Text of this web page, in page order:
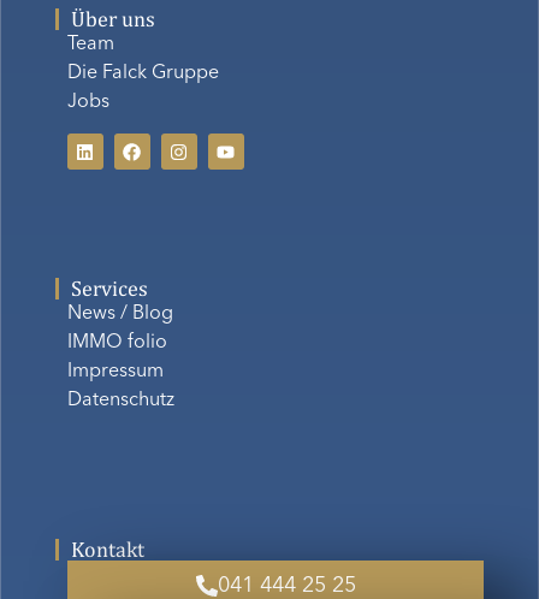
Über uns
Team
Die Falck Gruppe
Jobs
Services
News / Blog
IMMO folio
Impressum
Datenschutz
Kontakt
041 444 25 25